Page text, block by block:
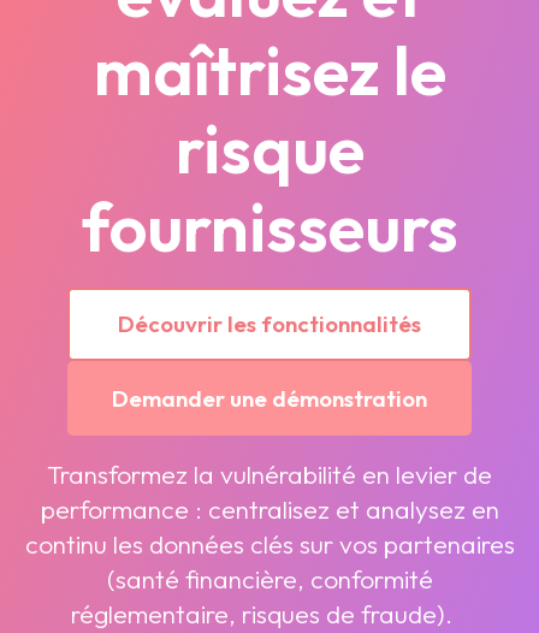
maîtrisez le
risque
fournisseurs
Transformez la vulnérabilité en levier de
performance : centralisez et analysez en
continu les données clés sur vos partenaires
(santé financière, conformité
réglementaire, risques de fraude).
Découvrir les fonctionnalités
Demander une démonstration